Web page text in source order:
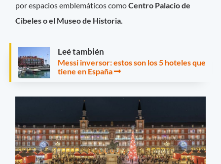
por espacios emblemáticos comoCentro Palacio de
Cibeles o el Museo de Historia.
Leé también
Messi inversor: estos son los 5 hoteles que
tiene en España